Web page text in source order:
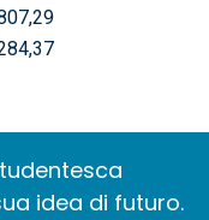
idea di futuro.